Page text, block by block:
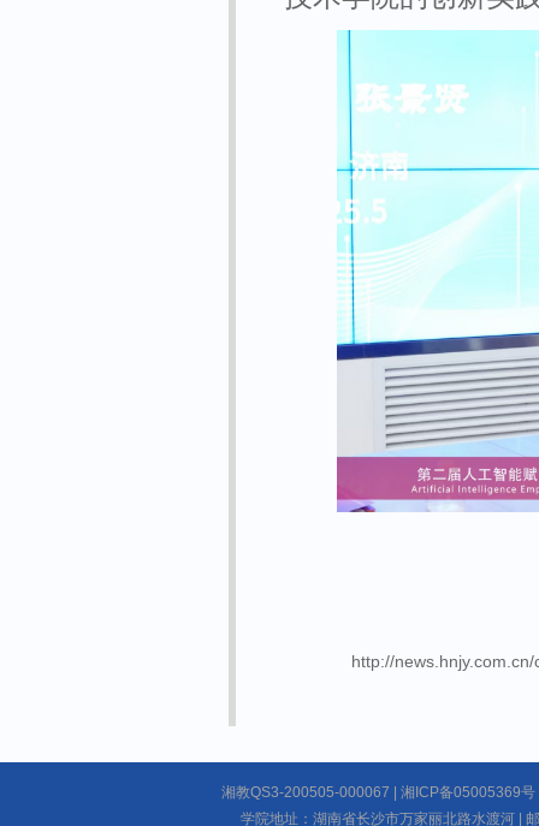
http://
湘教QS3-200505-000067 | 湘ICP备05005369
学院地址：湖南省长沙市万家丽北路水渡河 |